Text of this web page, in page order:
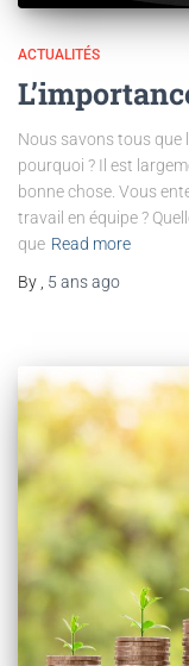
ACTUALITÉS
Nous savons tous que
pourquoi ? Il est
bonne chose. Vous
travail en équipe ?
que Read more
By , 5 ansago